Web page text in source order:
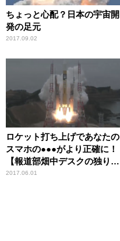
ちょっと心配？日本の宇宙開
発の足元
2017.09.02
ロケット打ち上げであなたの
スマホの●●●がより正確に！
【報道部畑中デスクの独り
言】
2017.06.01